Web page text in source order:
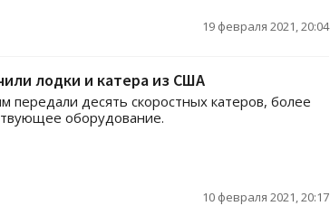
19 февраля 2021, 20:04
лодки и катера из США
передали десять скоростных катеров, более
оборудование.
10 февраля 2021, 20:17